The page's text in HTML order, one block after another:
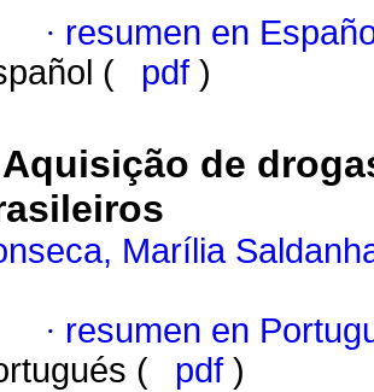
· resumen en
(
pdf )
Aquisição de
Marília
· resumen en
(
pdf )